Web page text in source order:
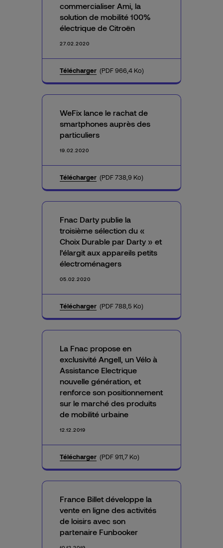
commercialiser Ami, la
solution de mobilité 100%
électrique de Citroën
27.02.2020
Télécharger (PDF 966,4 Ko)
WeFix lance le rachat de
smartphones auprès des
particuliers
19.02.2020
Télécharger (PDF 738,9 Ko)
Fnac Darty publie la
troisième sélection du «
Choix Durable par Darty » et
l’élargit aux appareils petits
électroménagers
05.02.2020
Télécharger (PDF 788,5 Ko)
La Fnac propose en
exclusivité Angell, un Vélo à
Assistance Electrique
nouvelle génération, et
renforce son positionnement
sur le marché des produits
de mobilité urbaine
12.12.2019
Télécharger (PDF 911,7 Ko)
France Billet développe la
vente en ligne des activités
de loisirs avec son
partenaire Funbooker